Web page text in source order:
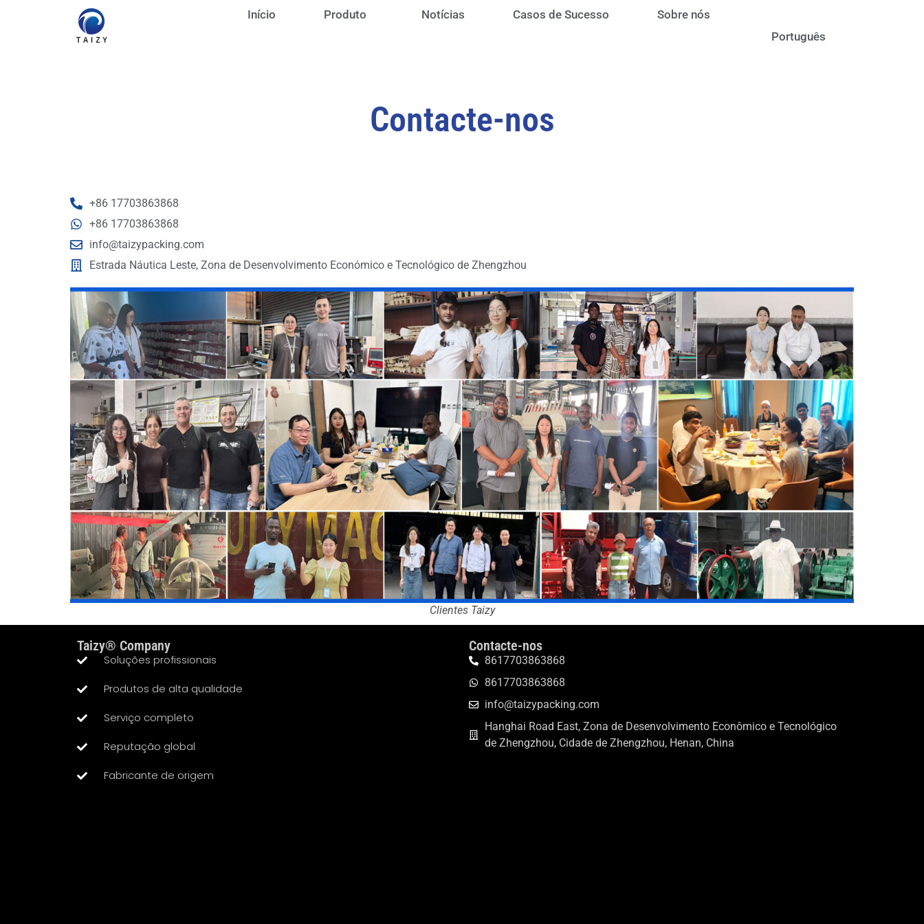
Início Produto Notícias Casos de Sucesso Sobre nós
Português
Contacte-nos
+86 17703863868
+86 17703863868
info@taizypacking.com
Estrada Náutica Leste, Zona de Desenvolvimento Económico e Tecnológico de Zhengzhou
Clientes Taizy
Taizy® Company
Soluções profissionais
Produtos de alta qualidade
Serviço completo
Reputação global
Fabricante de origem
Contacte-nos
8617703863868
8617703863868
info@taizypacking.com
Hanghai Road East, Zona de Desenvolvimento Econômico e Tecnológico
de Zhengzhou, Cidade de Zhengzhou, Henan, China